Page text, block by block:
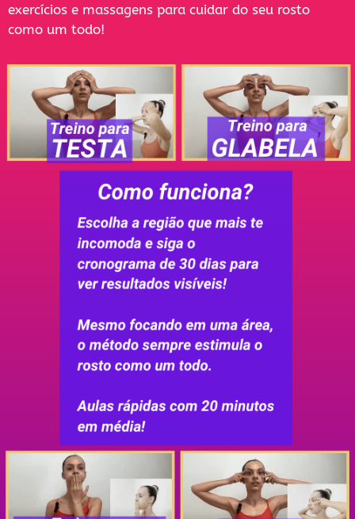
exercícios e massagens para cuidar do seu rosto
como um todo!